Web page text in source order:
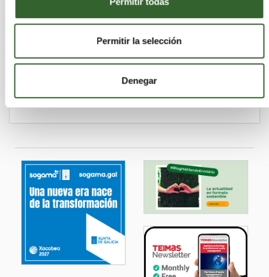
Permitir la selección
Denegar
PLANTA DE COMPOSTAJE 'ELS
Centelles | Trabaja enBarcelona
Actividades que desarrollan:Recuperación,
Compost